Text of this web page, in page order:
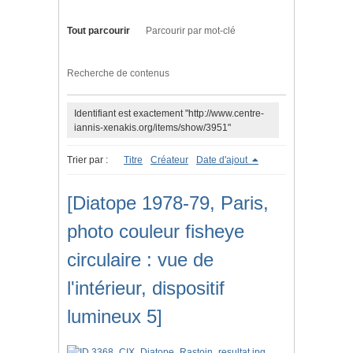
Tout parcourir Parcourir par mot-clé
Recherche de contenus
Identifiant est exactement "http://www.centre-
iannis-xenakis.org/items/show/3951"
Trier par : Titre Créateur Date d'ajout
[Diatope 1978-79, Paris,
photo couleur fisheye
circulaire : vue de
l'intérieur, dispositif
lumineux 5]